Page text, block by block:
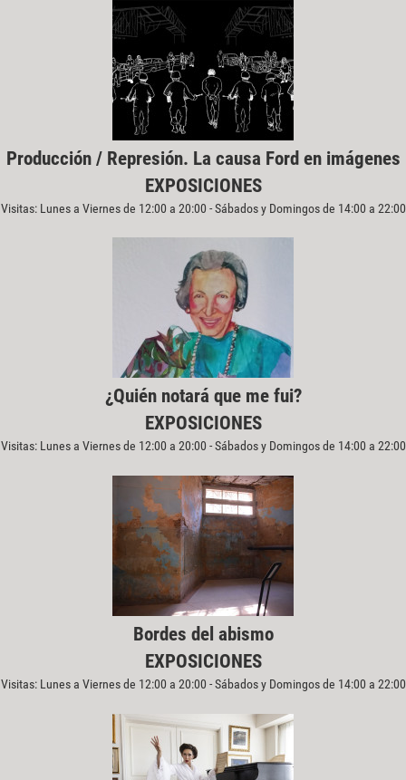
Producción / Represión. La causa Ford en imágenes
EXPOSICIONES
Visitas: Lunes a Viernes de 12:00 a 20:00 - Sábados y Domingos de 14:00 a 22:00
¿Quién notará que me fui?
EXPOSICIONES
Visitas: Lunes a Viernes de 12:00 a 20:00 - Sábados y Domingos de 14:00 a 22:00
Bordes del abismo
EXPOSICIONES
Visitas: Lunes a Viernes de 12:00 a 20:00 - Sábados y Domingos de 14:00 a 22:00